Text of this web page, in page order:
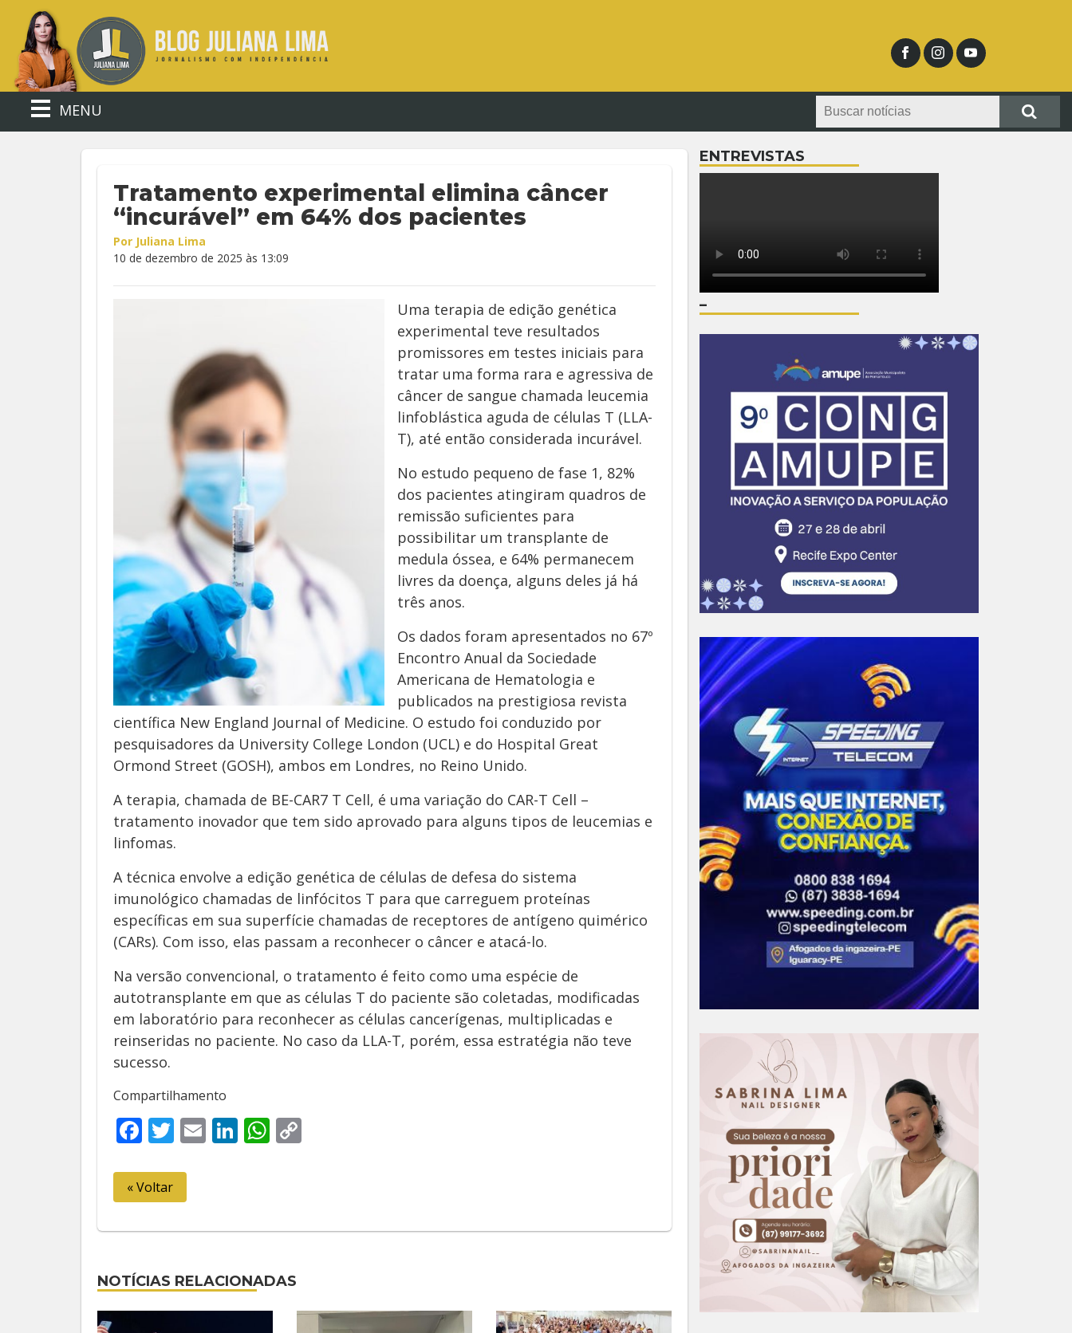
MENU
Tratamento experimental elimina câncer
“incurável” em 64% dos pacientes
Por Juliana Lima
10 de dezembro de 2025 às 13:09
Uma terapia de edição genética
experimental teve resultados
promissores em testes iniciais para
tratar uma forma rara e agressiva de
câncer de sangue chamada leucemia
linfoblástica aguda de células T (LLA-
T), até então considerada incurável.
No estudo pequeno de fase 1, 82%
dos pacientes atingiram quadros de
remissão suficientes para
possibilitar um transplante de
medula óssea, e 64% permanecem
livres da doença, alguns deles já há
três anos.
Os dados foram apresentados no 67º
Encontro Anual da Sociedade
Americana de Hematologia e
publicados na prestigiosa revista
científica New England Journal of Medicine. O estudo foi conduzido por
pesquisadores da University College London (UCL) e do Hospital Great
Ormond Street (GOSH), ambos em Londres, no Reino Unido.
A terapia, chamada de BE-CAR7 T Cell, é uma variação do CAR-T Cell –
tratamento inovador que tem sido aprovado para alguns tipos de leucemias e
linfomas.
A técnica envolve a edição genética de células de defesa do sistema
imunológico chamadas de linfócitos T para que carreguem proteínas
específicas em sua superfície chamadas de receptores de antígeno quimérico
(CARs). Com isso, elas passam a reconhecer o câncer e atacá-lo.
Na versão convencional, o tratamento é feito como uma espécie de
autotransplante em que as células T do paciente são coletadas, modificadas
em laboratório para reconhecer as células cancerígenas, multiplicadas e
reinseridas no paciente. No caso da LLA-T, porém, essa estratégia não teve
sucesso.
Compartilhamento
Facebook
Twitter
EmailLinkedIn
WhatsApp
« Voltar
NOTÍCIAS RELACIONADAS
ENTREVISTAS
–